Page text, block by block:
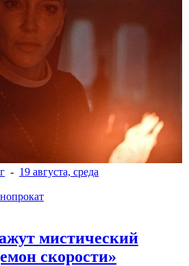
- 19 августа, среда
мистический
скорости»